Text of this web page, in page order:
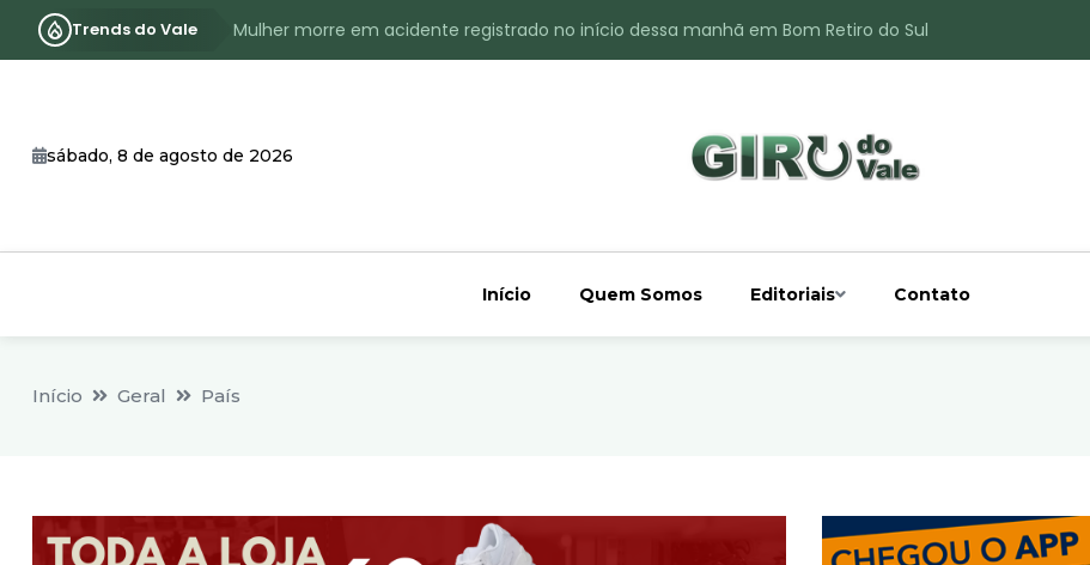
Trends do Vale
Mulher morre em acidente registrado no início dessa manhã em Bom Retiro do Sul
Identificado o jovem assassinado no interior de Bom Retiro do Sul
sábado, 8 de agosto de 2026
Início Quem Somos Editoriais Contato
Início Geral País